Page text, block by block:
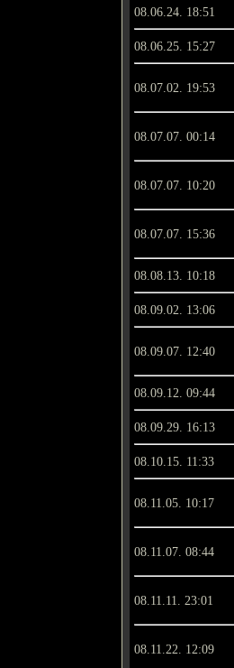
08.06.24. 18:51
08.06.25. 15:27
08.07.02. 19:53
08.07.07. 00:14
08.07.07. 10:20
08.07.07. 15:36
08.08.13. 10:18
08.09.02. 13:06
08.09.07. 12:40
08.09.12. 09:44
08.09.29. 16:13
08.10.15. 11:33
08.11.05. 10:17
08.11.07. 08:44
08.11.11. 23:01
08.11.22. 12:09